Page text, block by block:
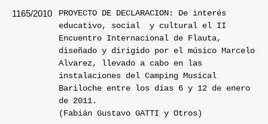
1165/2010
PROYECTO DE DECLARACION: De interés
educativo, social
y cultural el II
Encuentro Internacional de Flauta,
diseñado y dirigido por el músico Marcelo
Alvarez, llevado a cabo en las
instalaciones del Camping Musical
Bariloche entre los días 6 y 12 de enero
de 2011.
(Fabián Gustavo GATTI y Otros)